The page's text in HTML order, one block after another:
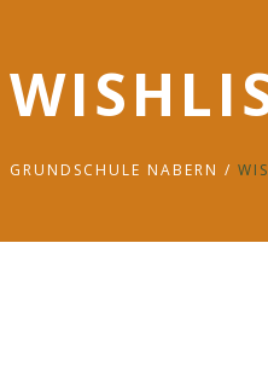
GRUNDSCHULE NABERN /